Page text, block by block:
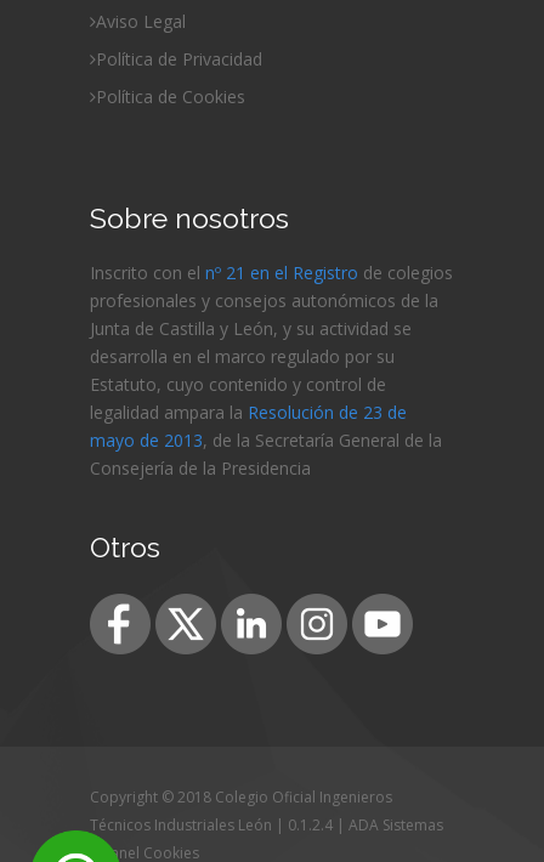
Aviso Legal
Política de Privacidad
Política de Cookies
Sobre nosotros
Inscrito con el nº 21 en el Registro de colegios
profesionales y consejos autonómicos de la
Junta de Castilla y León, y su actividad se
desarrolla en el marco regulado por su
Estatuto, cuyo contenido y control de
legalidad ampara la Resolución de 23 de
mayo de 2013, de la Secretaría General de la
Consejería de la Presidencia
Otros
Copyright © 2018 Colegio Oficial Ingenieros
Técnicos Industriales León | 0.1.2.4 | ADA Sistemas
Panel Cookies